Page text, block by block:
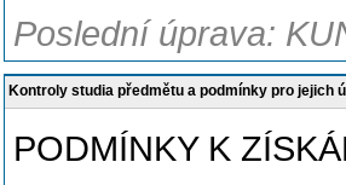
Poslední úprava:
Kontroly studia předmětu a podmínky pro jejich
PODMÍNKY K